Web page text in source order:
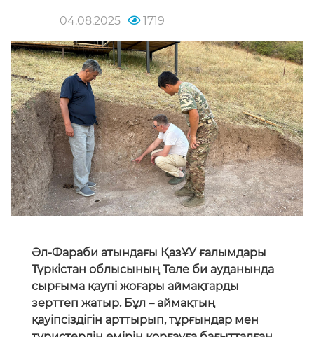
04.08.2025 1719
Әл-Фараби атындағы ҚазҰУ ғалымдары
Түркістан облысының Төле би ауданында
сырғыма қаупі жоғары аймақтарды
зерттеп жатыр. Бұл – аймақтың
қауіпсіздігін арттырып, тұрғындар мен